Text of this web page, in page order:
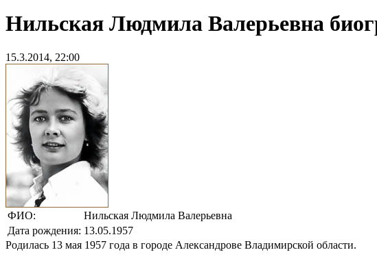
Нильская Людмила Валерьевна
15.3.2014, 22:00
ФИО:
Нильская Людмила Валерьевна
Дата рождения: 13.05.1957
Родилась 13 мая 1957 года в городе Александрове Владимирской области.